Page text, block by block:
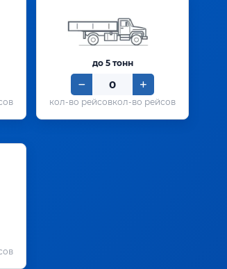
до 5 тонн
кол-во рейсов